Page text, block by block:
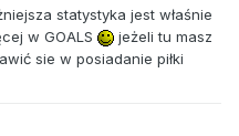
statystyka jest właśnie
w GOALS
jeżeli tu masz
sie w posiadanie piłki